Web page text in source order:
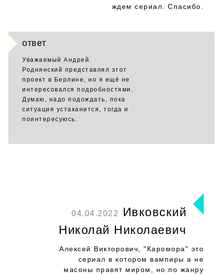
ждем сериал. Спасибо.
ответ
Уважаемый Андрей.
Роднянский представлял этот
проект в Берлине, но я ещё не
интересовался подробностями.
Думаю, надо подождать, пока
ситуация устаканится, тогда и
поинтересуюсь.
04.04.2022
Ивковский
Николай Николаевич
Алексей Викторович, "Каромора" это
сериал в котором вампиры а не
масоны правят миром, но по жанру